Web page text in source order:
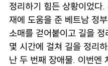
정리하기 힘든 상황이었다
재에 도움을 준 베트남 정
소매를 걷어붙이고 길을
몇 시간에 걸쳐 길을 정리
난 두 번째 장애물. 이번엔